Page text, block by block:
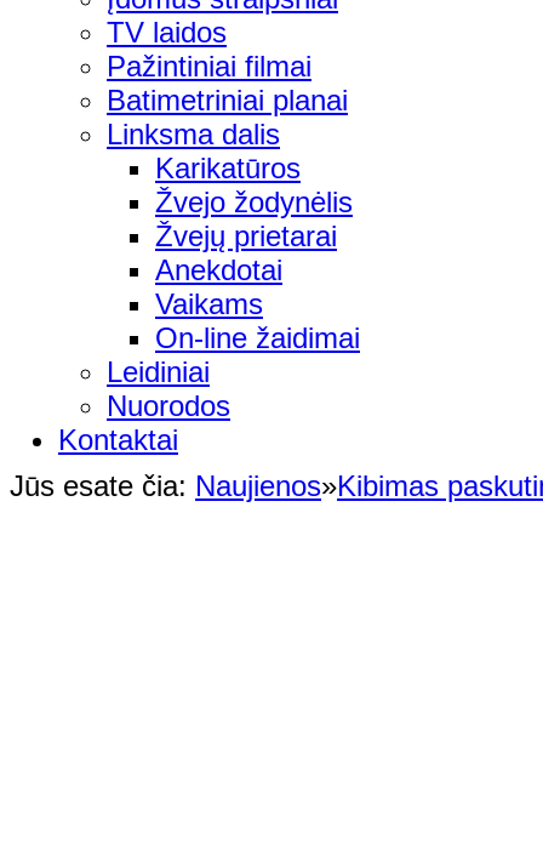
TV laidos
Pažintiniai filmai
Batimetriniai planai
Linksma dalis
Karikatūros
Žvejo žodynėlis
Žvejų prietarai
Anekdotai
Vaikams
On-line žaidimai
Leidiniai
Nuorodos
Kontaktai
Jūs esate čia: Naujienos»Kibimas